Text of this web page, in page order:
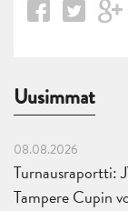
Uusimmat
08.08.2026
Turnausraportti:
Tampere Cupin